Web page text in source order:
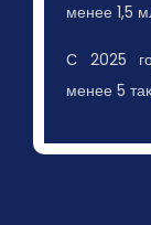
менее 1,5
С 2025
менее 5